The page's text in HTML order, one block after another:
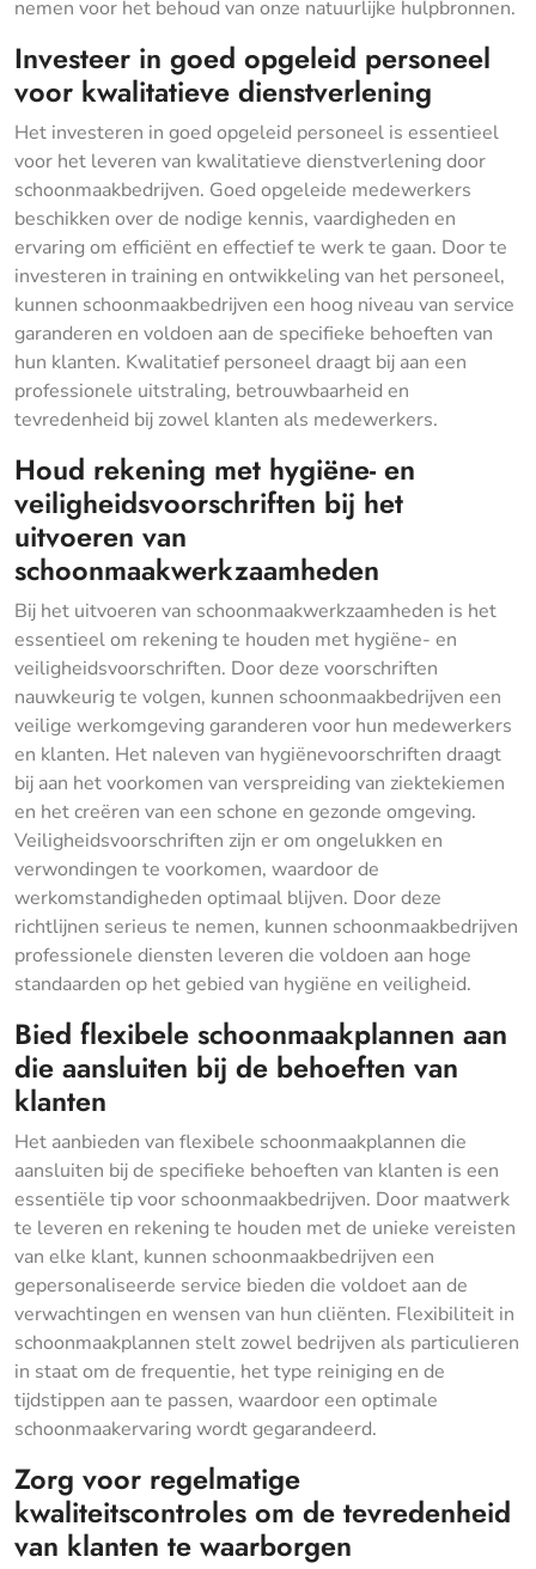
nemen voor het behoud van onze natuurlijke hulpbronnen.
Investeer in goed opgeleid personeel
voor kwalitatieve dienstverlening
Het investeren in goed opgeleid personeel is essentieel
voor het leveren van kwalitatieve dienstverlening door
schoonmaakbedrijven. Goed opgeleide medewerkers
beschikken over de nodige kennis, vaardigheden en
ervaring om efficiënt en effectief te werk te gaan. Door te
investeren in training en ontwikkeling van het personeel,
kunnen schoonmaakbedrijven een hoog niveau van service
garanderen en voldoen aan de specifieke behoeften van
hun klanten. Kwalitatief personeel draagt bij aan een
professionele uitstraling, betrouwbaarheid en
tevredenheid bij zowel klanten als medewerkers.
Houd rekening met hygiëne- en
veiligheidsvoorschriften bij het
uitvoeren van
schoonmaakwerkzaamheden
Bij het uitvoeren van schoonmaakwerkzaamheden is het
essentieel om rekening te houden met hygiëne- en
veiligheidsvoorschriften. Door deze voorschriften
nauwkeurig te volgen, kunnen schoonmaakbedrijven een
veilige werkomgeving garanderen voor hun medewerkers
en klanten. Het naleven van hygiënevoorschriften draagt
bij aan het voorkomen van verspreiding van ziektekiemen
en het creëren van een schone en gezonde omgeving.
Veiligheidsvoorschriften zijn er om ongelukken en
verwondingen te voorkomen, waardoor de
werkomstandigheden optimaal blijven. Door deze
richtlijnen serieus te nemen, kunnen schoonmaakbedrijven
professionele diensten leveren die voldoen aan hoge
standaarden op het gebied van hygiëne en veiligheid.
Bied flexibele schoonmaakplannen aan
die aansluiten bij de behoeften van
klanten
Het aanbieden van flexibele schoonmaakplannen die
aansluiten bij de specifieke behoeften van klanten is een
essentiële tip voor schoonmaakbedrijven. Door maatwerk
te leveren en rekening te houden met de unieke vereisten
van elke klant, kunnen schoonmaakbedrijven een
gepersonaliseerde service bieden die voldoet aan de
verwachtingen en wensen van hun cliënten. Flexibiliteit in
schoonmaakplannen stelt zowel bedrijven als particulieren
in staat om de frequentie, het type reiniging en de
tijdstippen aan te passen, waardoor een optimale
schoonmaakervaring wordt gegarandeerd.
Zorg voor regelmatige
kwaliteitscontroles om de tevredenheid
van klanten te waarborgen